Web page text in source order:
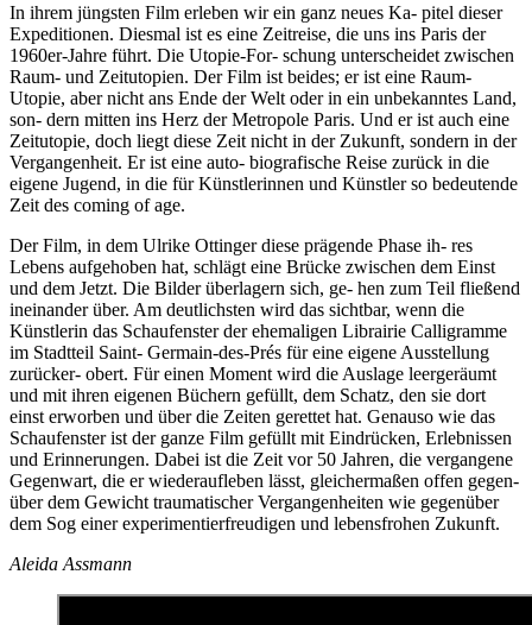
In ihrem jüngsten Film erleben wir ein ganz neues Ka- pitel dieser
Expeditionen. Diesmal ist es eine Zeitreise, die uns ins Paris der
1960er-Jahre führt. Die Utopie-For- schung unterscheidet zwischen
Raum- und Zeitutopien. Der Film ist beides; er ist eine Raum-
Utopie, aber nicht ans Ende der Welt oder in ein unbekanntes Land,
son- dern mitten ins Herz der Metropole Paris. Und er ist auch eine
Zeitutopie, doch liegt diese Zeit nicht in der Zukunft, sondern in der
Vergangenheit. Er ist eine auto- biografische Reise zurück in die
eigene Jugend, in die für Künstlerinnen und Künstler so bedeutende
Zeit des coming of age.
Der Film, in dem Ulrike Ottinger diese prägende Phase ih- res
Lebens aufgehoben hat, schlägt eine Brücke zwischen dem Einst
und dem Jetzt. Die Bilder überlagern sich, ge- hen zum Teil fließend
ineinander über. Am deutlichsten wird das sichtbar, wenn die
Künstlerin das Schaufenster der ehemaligen Librairie Calligramme
im Stadtteil Saint- Germain-des-Prés für eine eigene Ausstellung
zurücker- obert. Für einen Moment wird die Auslage leergeräumt
und mit ihren eigenen Büchern gefüllt, dem Schatz, den sie dort
einst erworben und über die Zeiten gerettet hat. Genauso wie das
Schaufenster ist der ganze Film gefüllt mit Eindrücken, Erlebnissen
und Erinnerungen. Dabei ist die Zeit vor 50 Jahren, die vergangene
Gegenwart, die er wiederaufleben lässt, gleichermaßen offen gegen-
über dem Gewicht traumatischer Vergangenheiten wie gegenüber
dem Sog einer experimentierfreudigen und lebensfrohen Zukunft.
Aleida Assmann